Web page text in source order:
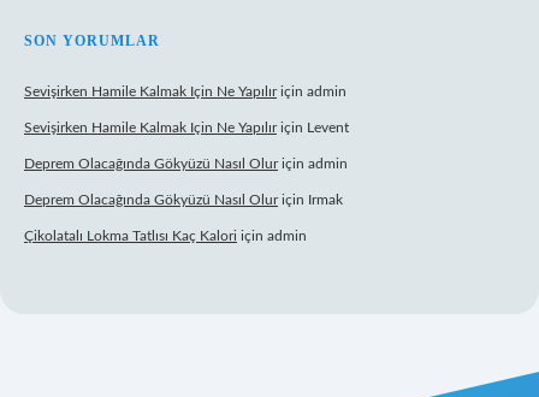
SON YORUMLAR
Sevişirken Hamile Kalmak Için Ne Yapılıriçin admin
Sevişirken Hamile Kalmak Için Ne Yapılıriçin Levent
Deprem Olacağında Gökyüzü Nasıl Oluriçin admin
Deprem Olacağında Gökyüzü Nasıl Oluriçin Irmak
Çikolatalı Lokma Tatlısı Kaç Kalori için admin